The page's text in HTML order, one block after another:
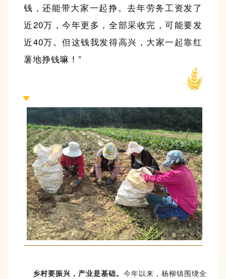
钱，还能带大家一起挣。去年劳务工资发了
近20万，今年更多，全部采收完，可能要发
近40万。但这钱我发得高兴，大家一起靠红
薯地挣钱嘛！”
乡村要振兴，产业是基础。 今年以来，杨柳镇围绕全